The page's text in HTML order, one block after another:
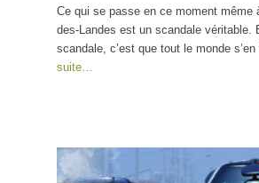
Ce qui se passe en ce moment même
des-Landes est un scandale véritable.
scandale, c’est que tout le monde s’en
suite…